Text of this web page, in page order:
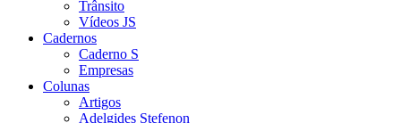
Trânsito
Vídeos JS
Cadernos
Caderno S
Empresas
Colunas
Artigos
Adelgides Stefenon